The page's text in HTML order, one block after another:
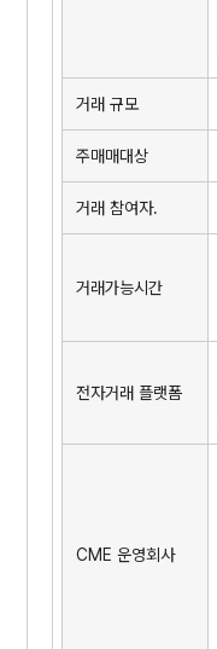
거래 규모
주매매대상
거래 참여자.
거래가능시간
전자거래 플랫폼
CME 운영회사